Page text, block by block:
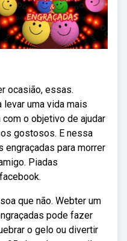
ocasião, essas.
uma vida mais
o objetivo de ajudar
gostosos. E nessa
engraçadas para morrer
Piadas
que não. Webter um
pode fazer
o gelo ou divertir